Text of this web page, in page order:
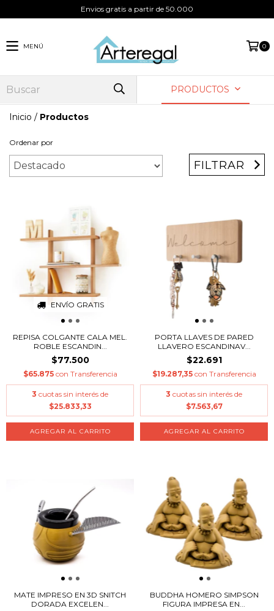
Envios gratis a partir de 50.000
MENÚ 0
PRODUCTOS
Inicio / Productos
Ordenar por
FILTRAR
ENVÍO GRATIS
REPISA COLGANTE CALA MEL.
ROBLE ESCANDIN...
$77.500
$65.875 con Transferencia
3 cuotas sin interés de
$25.833,33
AGREGAR AL CARRITO
PORTA LLAVES DE PARED
LLAVERO ESCANDINAV...
$22.691
$19.287,35 con Transferencia
3 cuotas sin interés de
$7.563,67
AGREGAR AL CARRITO
MATE IMPRESO EN 3D SNITCH
DORADA EXCELEN...
BUDDHA HOMERO SIMPSON
FIGURA IMPRESA EN...